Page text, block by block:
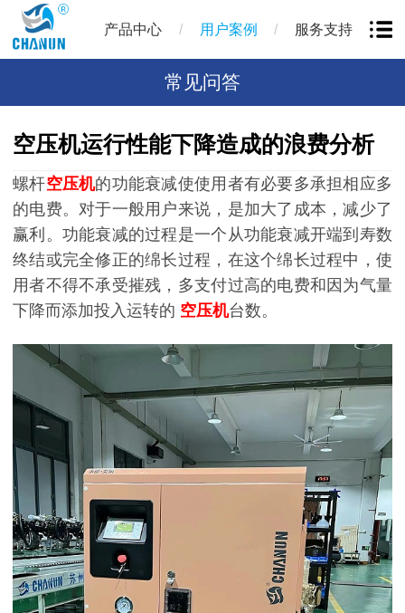
产品中心 / 用户案例 / 服务支持
常见问答
空压机运行性能下降造成的浪费分析
螺杆空压机的功能衰减使使用者有必要多承担相应多
的电费。对于一般用户来说，是加大了成本，减少了
赢利。功能衰减的过程是一个从功能衰减开端到寿数
终结或完全修正的绵长过程，在这个绵长过程中，使
用者不得不承受摧残，多支付过高的电费和因为气量
下降而添加投入运转的 空压机台数。